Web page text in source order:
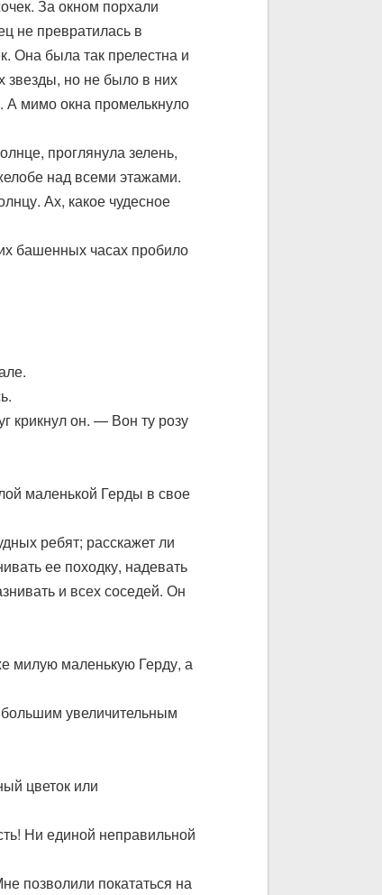
За окном порхали
не превратилась в
Она была так прелестна и
звезды, но не было в них
А мимо окна промелькнуло
проглянула зелень,
над всеми этажами.
Ах, какое чудесное
башенных часах пробило
крикнул он. — Вон ту розу
маленькой Герды в свое
ребят; расскажет ли
ее походку, надевать
и всех соседей. Он
милую маленькую Герду, а
увеличительным
цветок или
Ни единой неправильной
позволили покататься на